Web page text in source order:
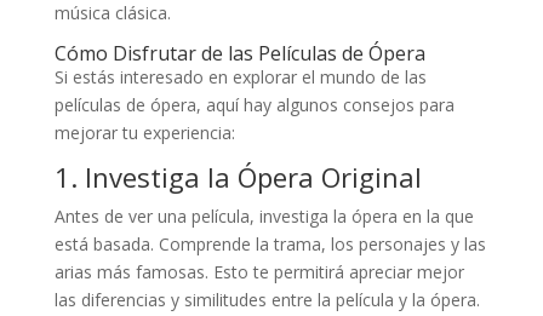
música clásica.
Cómo Disfrutar de las Películas de Ópera
Si estás interesado en explorar el mundo de las
películas de ópera, aquí hay algunos consejos para
mejorar tu experiencia:
1. Investiga la Ópera Original
Antes de ver una película, investiga la ópera en la que
está basada. Comprende la trama, los personajes y las
arias más famosas. Esto te permitirá apreciar mejor
las diferencias y similitudes entre la película y la ópera.